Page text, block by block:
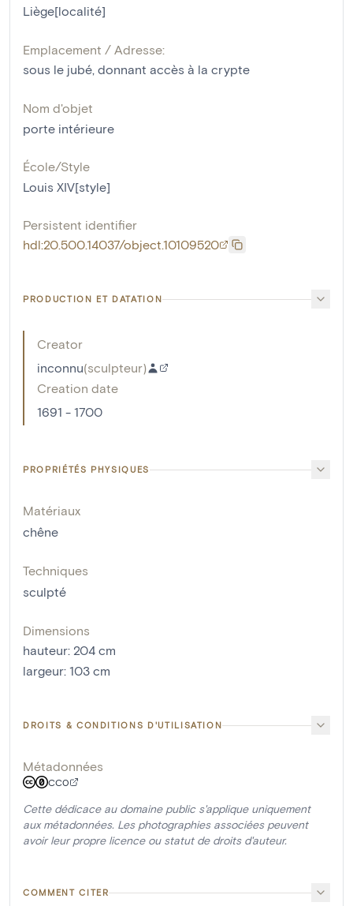
Liège[localité]
Emplacement / Adresse:
sous le jubé, donnant accès à la crypte
Nom d'objet
porte intérieure
École/Style
Louis XIV[style]
Persistent identifier
hdl:20.500.14037/object.10109520
PRODUCTION ET DATATION
Creator
inconnu(sculpteur)
Creation date
1691 - 1700
PROPRIÉTÉS PHYSIQUES
Matériaux
chêne
Techniques
sculpté
Dimensions
hauteur: 204 cm
largeur: 103 cm
DROITS & CONDITIONS D'UTILISATION
Métadonnées
CC0
Cette dédicace au domaine public s'applique uniquement
aux métadonnées. Les photographies associées peuvent
avoir leur propre licence ou statut de droits d'auteur.
COMMENT CITER